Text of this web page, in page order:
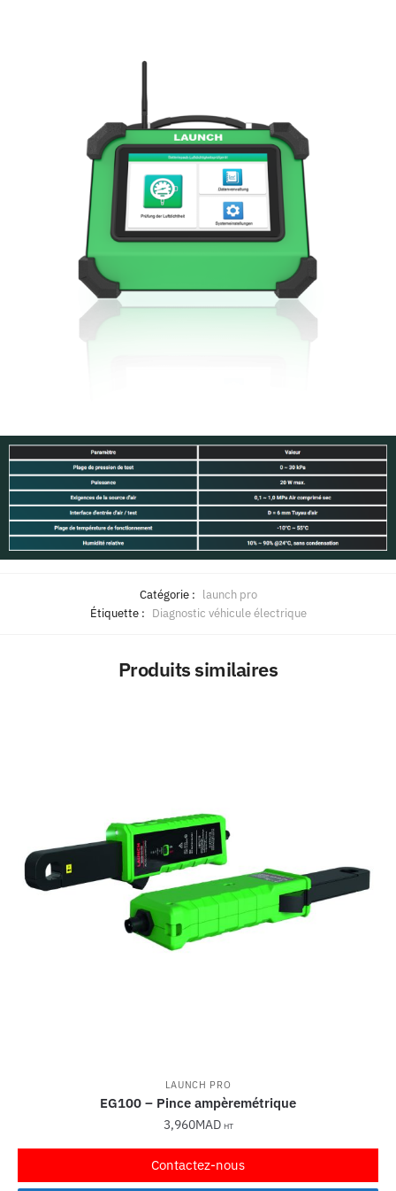
Catégorie : launch pro
Étiquette : Diagnostic véhicule électrique
Produits similaires
LAUNCH PRO
EG100 – Pince ampèremétrique
3,960MAD HT
Contactez-nous